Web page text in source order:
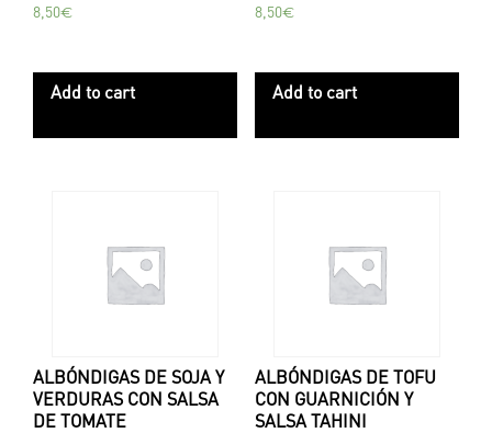
8,50€
Add to cart
8,50€
Add to cart
ALBÓNDIGAS DE SOJA Y
VERDURAS CON SALSA
DE TOMATE
ALBÓNDIGAS DE TOFU
CON GUARNICIÓN Y
SALSA TAHINI